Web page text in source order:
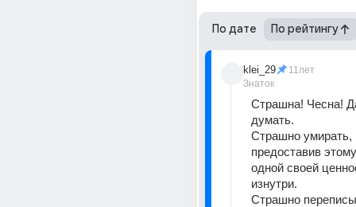
По дате По рейтингу
klei_29
Знаток
11лет
Страшна! Чесна!
думать.
Страшно умирать,
предоставив
одной своей
изнутри.
Страшно